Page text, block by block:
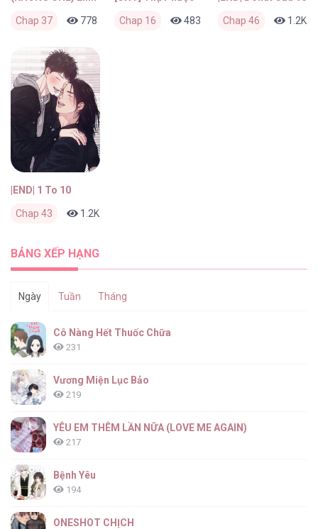
Chap 37 778 0 3 ngày trước
Chap 16 483 0 4 tuần trước
Chap 46 1.2K
|END| 1 To 10
Chap 43 1.2K
BẢNG XẾP HẠNG
Ngày Tuần Tháng
Cô Nàng Hết Thuốc Chữa
231
Vương Miện Lục Bảo
219
YÊU EM THÊM LẦN NỮA (LOVE ME AGAIN)
217
Bệnh Yêu
194
ONESHOT CHỊCH